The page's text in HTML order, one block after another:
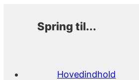
Spring til...
Hovedindhold